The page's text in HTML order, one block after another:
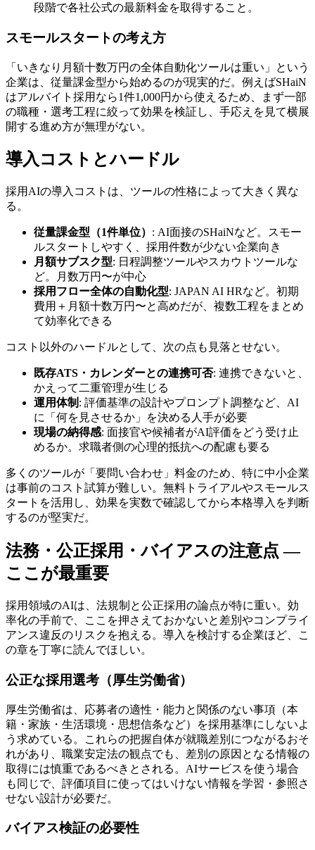
段階で各社公式の最新料金を取得すること。
スモールスタートの考え方
「いきなり月額十数万円の全体自動化ツールは重い」という
企業は、従量課金型から始めるのが現実的だ。例えばSHaiN
はアルバイト採用なら1件1,000円から使えるため、まず一部
の職種・選考工程に絞って効果を検証し、手応えを見て横展
開する進め方が無理がない。
導入コストとハードル
採用AIの導入コストは、ツールの性格によって大きく異な
る。
従量課金型（1件単位） : AI面接のSHaiNなど。スモー
ルスタートしやすく、採用件数が少ない企業向き
月額サブスク型: 日程調整ツールやスカウトツールな
ど。月数万円〜が中心
採用フロー全体の自動化型: JAPAN AI HRなど。初期
費用＋月額十数万円〜と高めだが、複数工程をまとめ
て効率化できる
コスト以外のハードルとして、次の点も見落とせない。
既存ATS・カレンダーとの連携可否: 連携できないと、
かえって二重管理が生じる
運用体制 : 評価基準の設計やプロンプト調整など、AI
に「何を見させるか」を決める人手が必要
現場の納得感: 面接官や候補者がAI評価をどう受け止
めるか。求職者側の心理的抵抗への配慮も要る
多くのツールが「要問い合わせ」料金のため、特に中小企業
は事前のコスト試算が難しい。無料トライアルやスモールス
タートを活用し、効果を実数で確認してから本格導入を判断
するのが堅実だ。
法務・公正採用・バイアスの注意点 —
ここが最重要
採用領域のAIは、法規制と公正採用の論点が特に重い。効
率化の手前で、ここを押さえておかないと差別やコンプライ
アンス違反のリスクを抱える。導入を検討する企業ほど、こ
の章を丁寧に読んでほしい。
公正な採用選考（厚生労働省）
厚生労働省は、応募者の適性・能力と関係のない事項（本
籍・家族・生活環境・思想信条など）を採用基準にしないよ
う求めている。これらの把握自体が就職差別につながるおそ
れがあり、職業安定法の観点でも、差別の原因となる情報の
取得には慎重であるべきとされる。AIサービスを使う場合
も同じで、評価項目に使ってはいけない情報を学習・参照さ
せない設計が必要だ。
バイアス検証の必要性